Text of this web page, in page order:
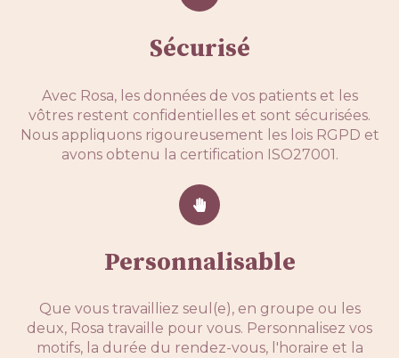
Sécurisé
Avec Rosa, les données de vos patients et les
vôtres restent confidentielles et sont sécurisées.
Nous appliquons rigoureusement les lois RGPD et
avons obtenu la certification ISO27001.
Personnalisable
Que vous travailliez seul(e), en groupe ou les
deux, Rosa travaille pour vous. Personnalisez vos
motifs, la durée du rendez-vous, l'horaire et la